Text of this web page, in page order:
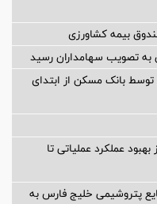
بیمه كشاورزی
ازدواج توسط بانک مسکن از ابتدای
بانک پارسیان در سال ۱۴۰۵؛ از بهبود عملکرد عملیاتی تا
شرکت صنایع پتروشیمی خلیج فارس به